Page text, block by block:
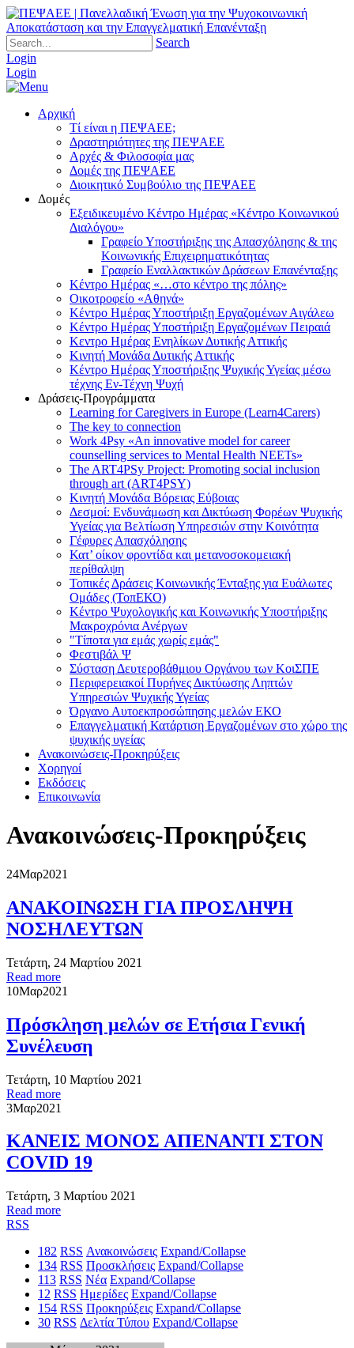
Search
Login
Login
Αρχική
Τί είναι η ΠΕΨΑΕΕ;
Δραστηριότητες της ΠΕΨΑΕΕ
Αρχές & Φιλοσοφία μας
Δομές της ΠΕΨΑΕΕ
Διοικητικό Συμβούλιο της ΠΕΨΑΕΕ
Δομές
Εξειδικευμένο Κέντρο Ημέρας «Κέντρο Κοινωνικού
Διαλόγου»
Γραφείο Υποστήριξης της Απασχόλησης & της
Κοινωνικής Επιχειρηματικότητας
Γραφείο Εναλλακτικών Δράσεων Επανένταξης
Κέντρο Ημέρας «…στο κέντρο της πόλης»
Οικοτροφείο «Αθηνά»
Κέντρο Ημέρας Υποστήριξη Eργαζομένων Αιγάλεω
Κέντρο Ημέρας Υποστήριξη Eργαζομένων Πειραιά
Κεντρο Ημέρας Ενηλίκων Δυτικής Αττικής
Κινητή Μονάδα Δυτικής Αττικής
Κέντρο Ημέρας Υποστήριξης Ψυχικής Υγείας μέσω
τέχνης Εν-Τέχνη Ψυχή
Δράσεις-Προγράμματα
Learning for Caregivers in Europe (Learn4Carers)
Τhe key to connection
Work 4Psy «An innovative model for career
counselling services to Mental Health NEETs»
The ART4PSy Project: Promoting social inclusion
through art (ART4PSY)
Κινητή Μονάδα Βόρειας Εύβοιας
Δεσμοί: Ενδυνάμωση και Δικτύωση Φορέων Ψυχικής
Υγείας για Βελτίωση Υπηρεσιών στην Κοινότητα
Γέφυρες Απασχόλησης
Κατ’ οίκον φροντίδα και μετανοσοκομειακή
περίθαλψη
Τοπικές Δράσεις Κοινωνικής Ένταξης για Ευάλωτες
Ομάδες (ΤοπΕΚΟ)
Κέντρο Ψυχολογικής και Κοινωνικής Υποστήριξης
Μακροχρόνια Ανέργων
"Τίποτα για εμάς χωρίς εμάς"
Φεστιβάλ Ψ
Σύσταση Δευτεροβάθμιου Οργάνου των ΚοιΣΠΕ
Περιφερειακοί Πυρήνες Δικτύωσης Ληπτών
Υπηρεσιών Ψυχικής Υγείας
Όργανο Αυτοεκπροσώπησης μελών ΕΚΟ
Επαγγελματική Κατάρτιση Εργαζομένων στο χώρο της
ψυχικής υγείας
Ανακοινώσεις-Προκηρύξεις
Χορηγοί
Εκδόσεις
Επικοινωνία
Ανακοινώσεις-Προκηρύξεις
24Μαρ2021
ΑΝΑΚΟΙΝΩΣΗ ΓΙΑ ΠΡΟΣΛΗΨΗ
ΝΟΣΗΛΕΥΤΩΝ
Τετάρτη, 24 Μαρτίου 2021
Read more
10Μαρ2021
Πρόσκληση μελών σε Ετήσια Γενική
Συνέλευση
Τετάρτη, 10 Μαρτίου 2021
Read more
3Μαρ2021
ΚΑΝΕΙΣ ΜΟΝΟΣ ΑΠΕΝΑΝΤΙ ΣΤΟΝ
COVID 19
Τετάρτη, 3 Μαρτίου 2021
Read more
RSS
182 RSS Ανακοινώσεις Expand/Collapse
134 RSS Προσκλήσεις Expand/Collapse
113 RSS Νέα Expand/Collapse
12 RSS Ημερίδες Expand/Collapse
154 RSS Προκηρύξεις Expand/Collapse
30 RSS Δελτία Τύπου Expand/Collapse